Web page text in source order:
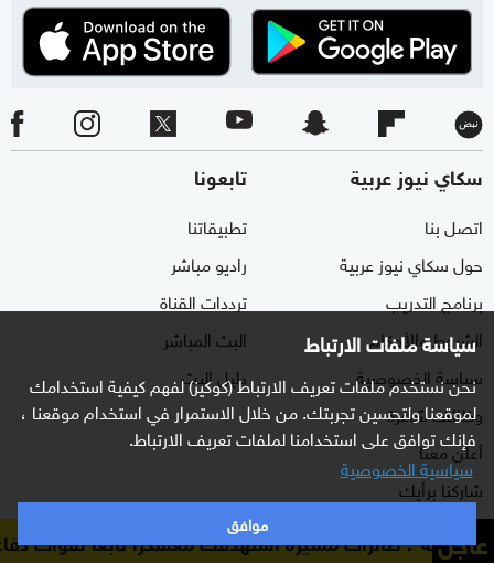
سياسة ملفات الارتباط
نحن نستخدم ملفات تعريف الارتباط (كوكيز) لفهم كيفية استخدامك
لموقعنا ولتحسين تجربتك. من خلال الاستمرار في استخدام موقعنا ،
فإنك توافق على استخدامنا لملفات تعريف الارتباط.
سياسية الخصوصية
موافق
سكاي نيوز عربية
اتصل بنا
حول سكاي نيوز عربية
برنامج التدريب
الشروط والأحكام
سياسة الخصوصية
وظائف شاغرة
أعلن معنا
شاركنا برأيك
تابعونا
تطبيقاتنا
راديو مباشر
ترددات القناة
البث المباشر
دليل البث
الأقسام برامجنا عاجلمسيرة استهدفت معسكرا تابعا لقوات دفاع شبوة في